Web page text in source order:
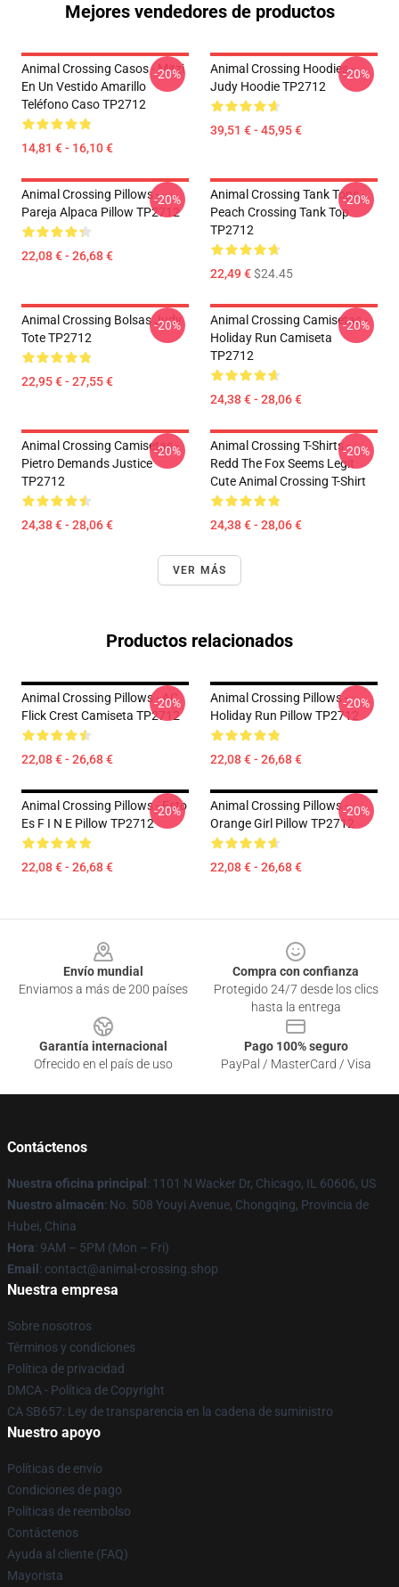
Mejores vendedores de productos
Animal Crossing Casos - Mitzi
En Un Vestido Amarillo
Teléfono Caso TP2712
14,81 € - 16,10 €
-20%
Animal Crossing Hoodies -
Judy Hoodie TP2712
39,51 € - 45,95 €
-20%
Animal Crossing Pillows -
Pareja Alpaca Pillow TP2712
22,08 € - 26,68 €
-20%
Animal Crossing Tank Tops -
Peach Crossing Tank Top
TP2712
22,49 €$24.45
-20%
Animal Crossing Bolsas Judy
Tote TP2712
22,95 € - 27,55 €
-20%
Animal Crossing Camisetas -
Holiday Run Camiseta
TP2712
24,38 € - 28,06 €
-20%
Animal Crossing Camisetas -
Pietro Demands Justice
TP2712
24,38 € - 28,06 €
-20%
Animal Crossing T-Shirts -
Redd The Fox Seems Legit
Cute Animal Crossing T-Shirt
24,38 € - 28,06 €
-20%
VER MÁS
Productos relacionados
Animal Crossing Pillows - AC
Flick Crest Camiseta TP2712
22,08 € - 26,68 €
-20%
Animal Crossing Pillows -
Holiday Run Pillow TP2712
22,08 € - 26,68 €
-20%
Animal Crossing Pillows - Esto
Es F I N E Pillow TP2712
22,08 € - 26,68 €
-20%
Animal Crossing Pillows -
Orange Girl Pillow TP2712
22,08 € - 26,68 €
-20%
Envío mundial
Enviamos a más de 200 países
Compra con confianza
Protegido 24/7 desde los clics
hasta la entrega
Garantía internacional
Ofrecido en el país de uso
Pago 100% seguro
PayPal / MasterCard / Visa
Contáctenos
Nuestra oficina principal : 1101 N Wacker Dr, Chicago, IL 60606, US
Nuestro almacén: No. 508 Youyi Avenue, Chongqing, Provincia de
Hubei, China
Hora: 9AM – 5PM (Mon – Fri)
Email : contact@animal-crossing.shop
Nuestra empresa
Sobre nosotros
Términos y condiciones
Política de privacidad
DMCA - Política de Copyright
CA SB657: Ley de transparencia en la cadena de suministro
Nuestro apoyo
Políticas de envío
Condiciones de pago
Políticas de reembolso
Contáctenos
Ayuda al cliente (FAQ)
Mayorista